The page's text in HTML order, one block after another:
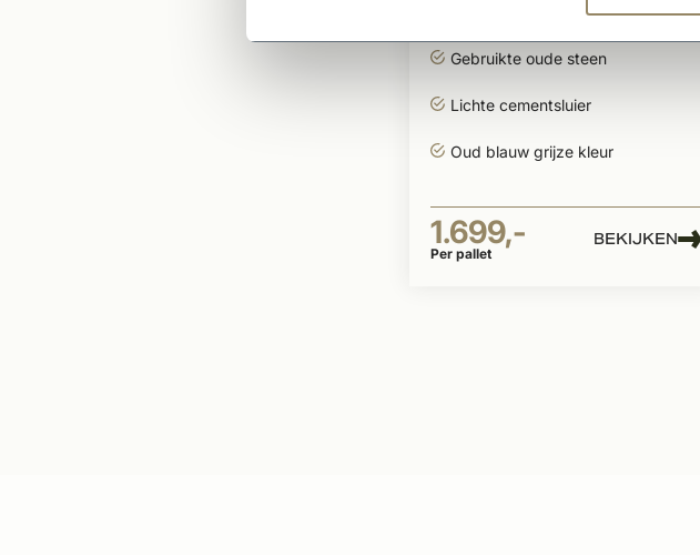
Gebruikte oude steen
Lichte cementsluier
Oud blauw grijze kleur
1.699,-
Per pallet
BEKIJKEN